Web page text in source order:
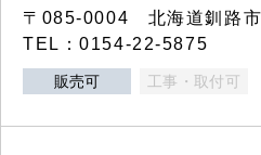
〒085-0004 北海道釧路
TEL：0154-22-5875
販売可 工事・取付可